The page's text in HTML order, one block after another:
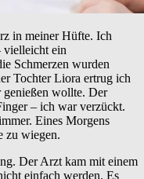
in meiner Hüfte. Ich
vielleicht ein
Schmerzen wurden
Tochter Liora ertrug ich
wollte. Der
– ich war verzückt.
Eines Morgens
zu wiegen.
Der Arzt kam mit einem
einfach werden. Es